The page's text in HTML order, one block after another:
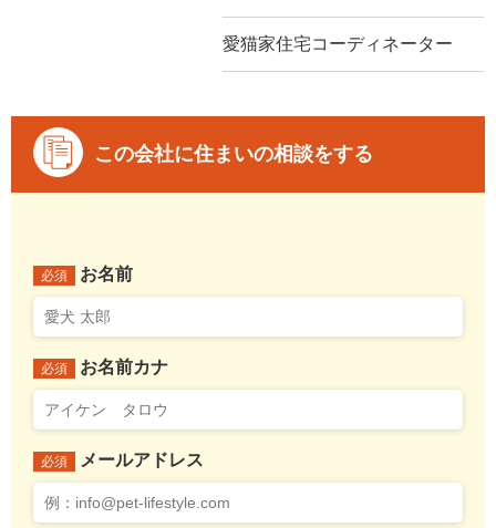
愛猫家住宅コーディネーター
この会社に住まいの相談をする
必須 お名前
必須 お名前カナ
必須 メールアドレス